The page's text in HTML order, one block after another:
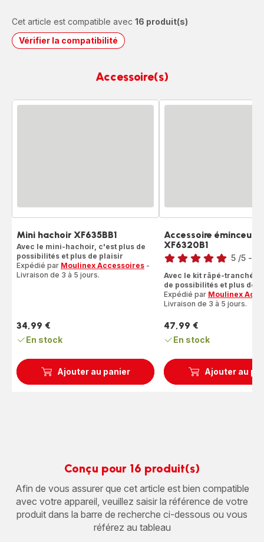
Cet article est compatible avec 16 produit(s)
Vérifier la compatibilité
Accessoire(s)
Ajouter au panier
Mini hachoir XF635BB1
Avec le mini-hachoir, c'est plus de
possibilités et plus de plaisir
Expédié par Moulinex Accessoires -
Livraison de 3 à 5 jours.
Prix
34,99 €
En stock
Ajouter au
Accessoire éminceur
XF6320B1
Note
5
étoiles
(moyenne)
5 /5 -
Avec le kit râpé-tranché,
de possibilités et plus de
Expédié par Moulinex
Livraison de 3 à 5 jours.
Prix
47,99 €
En stock
Conçu pour 16 produit(s)
Afin de vous assurer que cet article est bien compatible
avec votre appareil, veuillez saisir la référence de votre
produit dans la barre de recherche ci-dessous ou vous
référez au tableau